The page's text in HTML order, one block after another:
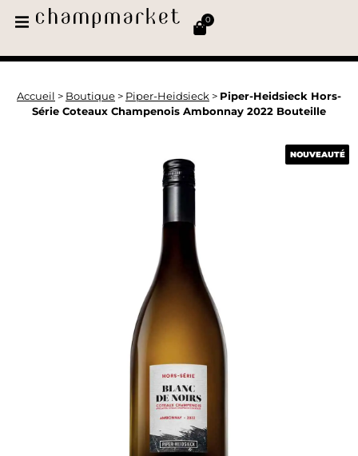
0
Accueil > Boutique > Piper-Heidsieck > Piper-Heidsieck Hors-
Série Coteaux Champenois Ambonnay 2022 Bouteille
NOUVEAUTÉ